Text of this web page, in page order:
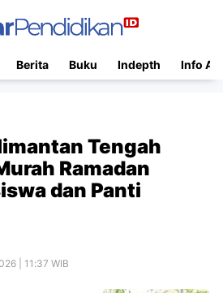
Berita Buku Indepth Info
Tengah
Ramadan
dan Panti
| 11:37 WIB